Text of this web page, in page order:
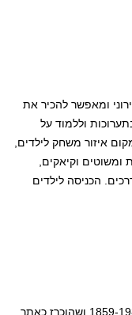
ומאפשר להכיר את
וללמוד על
איזור משחק לילדים,
ומשוטים וקיאקים,
הכניסה לילדים
המוזיאון נמצא במפעל סריגה שפעל בשנים 1859-1989 ושהוכרז כאתר